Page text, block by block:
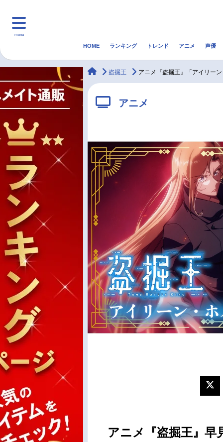
menu
マンガ・ラノベ ゲーム・アプリ
アニメ記事一覧
声優記事一覧
HOME ランキング トレンド アニメ 声優
animateTimes
盗掘王 アニメ『盗掘王』「アイリー
アニメ
アニメ『盗掘王』早